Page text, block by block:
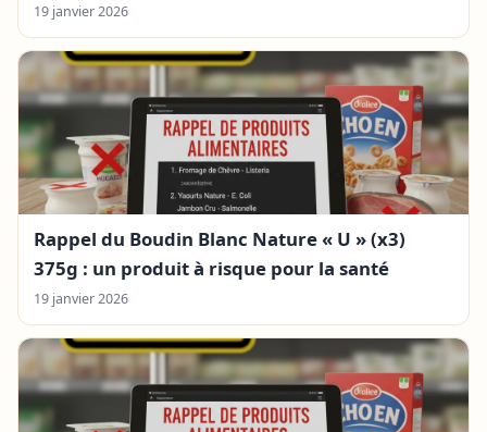
19 janvier 2026
Rappel du Boudin Blanc Nature « U » (x3)
375g : un produit à risque pour la santé
19 janvier 2026